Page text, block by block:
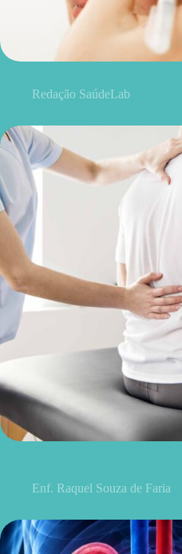
Redação SaúdeLab
Enf. Raquel Souza de Faria